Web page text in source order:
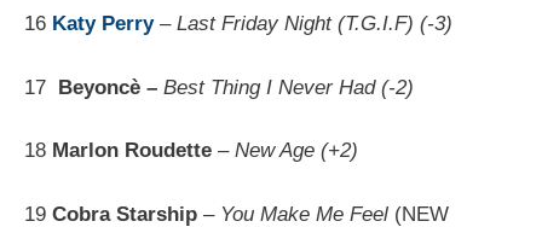
16 Katy Perry – Last Friday Night (T.G.I.F) (-3)
17 Beyoncè – Best Thing I Never Had (-2)
18 Marlon Roudette –New Age (+2)
19 Cobra Starship – You Make Me Feel (NEW